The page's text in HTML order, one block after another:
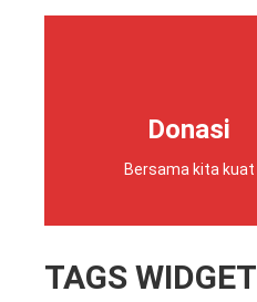
Donasi
Bersama kita kuat
TAGS WIDGET